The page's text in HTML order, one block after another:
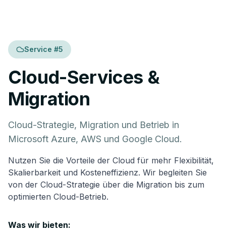
Service #5
Cloud-Services &
Migration
Cloud-Strategie, Migration und Betrieb in
Microsoft Azure, AWS und Google Cloud.
Nutzen Sie die Vorteile der Cloud für mehr Flexibilität,
Skalierbarkeit und Kosteneffizienz. Wir begleiten Sie
von der Cloud-Strategie über die Migration bis zum
optimierten Cloud-Betrieb.
Was wir bieten: